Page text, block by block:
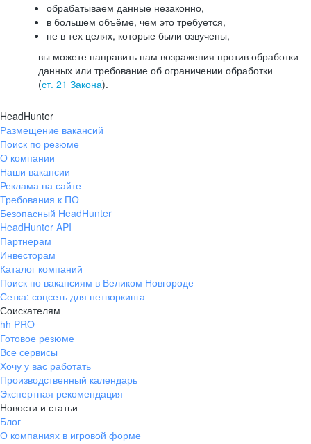
обрабатываем данные незаконно,
в большем объёме, чем это требуется,
не в тех целях, которые были озвучены,
вы можете направить нам возражения против обработки
данных или требование об ограничении обработки
(ст. 21 Закона).
HeadHunter
Размещение вакансий
Поиск по резюме
О компании
Наши вакансии
Реклама на сайте
Требования к ПО
Безопасный HeadHunter
HeadHunter API
Партнерам
Инвесторам
Каталог компаний
Поиск по вакансиям в Великом Новгороде
Сетка: соцсеть для нетворкинга
Соискателям
hh PRO
Готовое резюме
Все сервисы
Хочу у вас работать
Производственный календарь
Экспертная рекомендация
Новости и статьи
Блог
О компаниях в игровой форме